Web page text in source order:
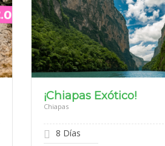
¡Chiapas Exótico!
Chiapas
8 Días